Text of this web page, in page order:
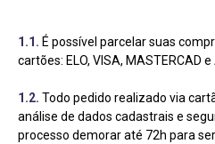
1.1. É possível parcelar suas
cartões: ELO, VISA, MASTERCAD e
1.2. Todo pedido realizado via
análise de dados cadastrais e
processo demorar até 72h para